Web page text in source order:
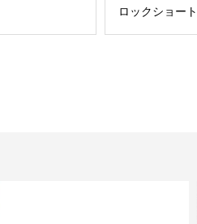
ロックショー